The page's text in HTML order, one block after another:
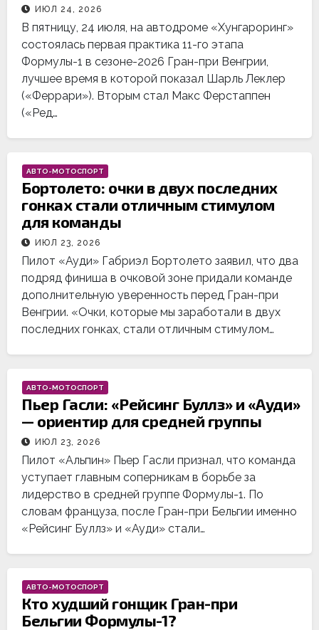
ИЮЛ 24, 2026
В пятницу, 24 июля, на автодроме «Хунгароринг»
состоялась первая практика 11-го этапа
Формулы-1 в сезоне-2026 Гран-при Венгрии,
лучшее время в которой показал Шарль Леклер
(«Феррари»). Вторым стал Макс Ферстаппен
(«Ред…
АВТО-МОТОСПОРТ
Бортолето: очки в двух последних
гонках стали отличным стимулом
для команды
ИЮЛ 23, 2026
Пилот «Ауди» Габриэл Бортолето заявил, что два
подряд финиша в очковой зоне придали команде
дополнительную уверенность перед Гран-при
Венгрии. «Очки, которые мы заработали в двух
последних гонках, стали отличным стимулом…
АВТО-МОТОСПОРТ
Пьер Гасли: «Рейсинг Буллз» и «Ауди»
— ориентир для средней группы
ИЮЛ 23, 2026
Пилот «Альпин» Пьер Гасли признал, что команда
уступает главным соперникам в борьбе за
лидерство в средней группе Формулы-1. По
словам француза, после Гран-при Бельгии именно
«Рейсинг Буллз» и «Ауди» стали…
АВТО-МОТОСПОРТ
Кто худший гонщик Гран-при
Бельгии Формулы-1?